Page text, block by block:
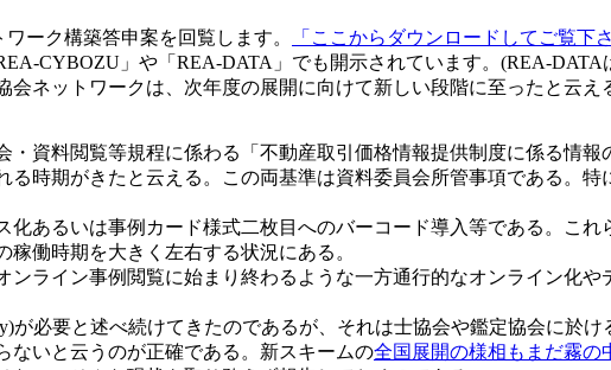
ーク構築答申案を回覧します。
「ここからダウンロードしてご覧下
CYBOZU」や「REA-DATA」でも開示されています。(REA-
ネットワークは、次年度の展開に向けて新しい段階に至ったと云え
・資料閲覧等規程に係わる「不動産取引価格情報提供制度に係る情
時期がきたと云える。この両基準は資料委員会所管事項である。
あるいは事例カード様式二枚目へのバーコード導入等である。こ
働時期を大きく左右する状況にある。
ライン事例閲覧に始まり終わるような一方通行的なオンライン化
が必要と述べ続けてきたのであるが、それは士協会や鑑定協会に於
ないと云うのが正確である。新スキームの全国展開の様相もまだ霧の